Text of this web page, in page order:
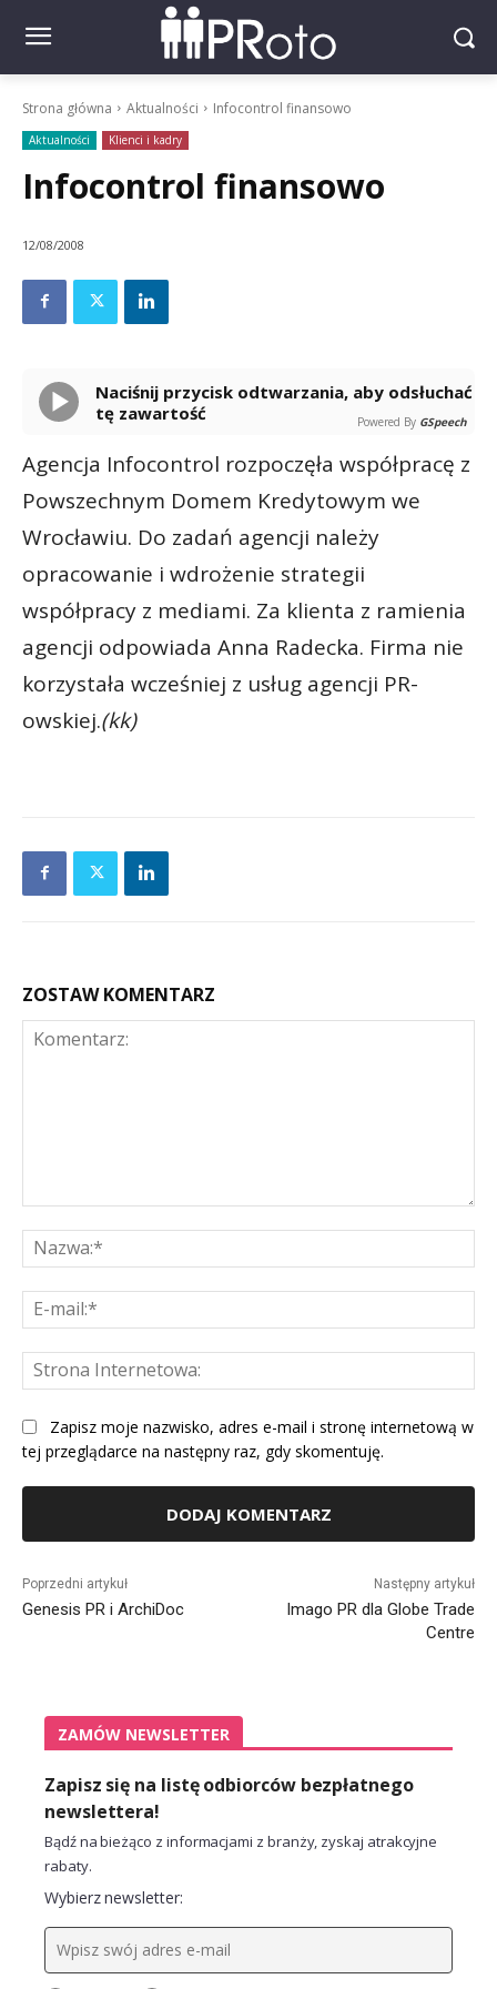
Strona główna Aktualności Infocontrol finansowo
Aktualności Klienci i kadry
Infocontrol finansowo
12/08/2008
Naciśnij przycisk odtwarzania, aby odsłuchać
tę zawartość
Powered By GSpeech
Agencja Infocontrol rozpoczęła współpracę z
Powszechnym Domem Kredytowym we
Wrocławiu. Do zadań agencji należy
opracowanie i wdrożenie strategii
współpracy z mediami. Za klienta z ramienia
agencji odpowiada Anna Radecka. Firma nie
korzystała wcześniej z usług agencji PR-
owskiej.(kk)
ZOSTAW KOMENTARZ
Zapisz moje nazwisko, adres e-mail i stronę internetową w
tej przeglądarce na następny raz, gdy skomentuję.
Poprzedni artykuł
Genesis PR i ArchiDoc
Następny artykuł
Imago PR dla Globe Trade
Centre
ZAMÓW NEWSLETTER
Zapisz się na listę odbiorców bezpłatnego
newslettera!
Bądź na bieżąco z informacjami z branży, zyskaj atrakcyjne
rabaty.
Wybierz newsletter: